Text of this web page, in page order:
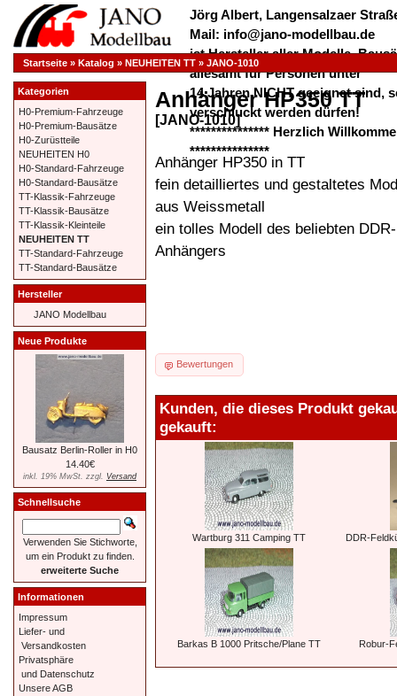
Jörg Albert, Langensalzaer
Mail: info@jano-modellbau.de
ist Hersteller aller Modelle,
allesamt für Personen unter
14 Jahren NICHT geeignet sind,
verschluckt werden dürfen!
*************** Herzlich
***************
Startseite » Katalog » NEUHEITEN TT » JANO-1010
Anhänger HP350 TT
[JANO-1010]
Anhänger HP350 in TT
fein detailliertes und gestaltetes
aus Weissmetall
ein tolles Modell des beliebten
Anhängers
Bewertungen
Kunden, die dieses Produkt
gekauft:
Wartburg 311 Camping TT DDR-
Barkas B 1000 Pritsche/Plane TT Robur-
Kategorien
H0-Premium-Fahrzeuge
H0-Premium-Bausätze
H0-Zurüstteile
NEUHEITEN H0
H0-Standard-Fahrzeuge
H0-Standard-Bausätze
TT-Klassik-Fahrzeuge
TT-Klassik-Bausätze
TT-Klassik-Kleinteile
NEUHEITEN TT
TT-Standard-Fahrzeuge
TT-Standard-Bausätze
Hersteller
JANO Modellbau
Neue Produkte
Bausatz Berlin-Roller in H0
14.40€
inkl. 19% MwSt. zzgl. Versand
Schnellsuche
Verwenden Sie Stichworte,
um ein Produkt zu finden.
erweiterte Suche
Informationen
Impressum
Liefer- und
Versandkosten
Privatsphäre
und Datenschutz
Unsere AGB